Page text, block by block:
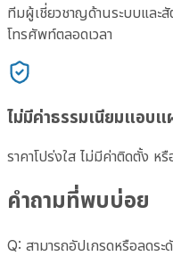
ทีมผู้เชี่ยวชาญด้านระบบแล
โทรศัพท์ตลอดเวลา
ไม่มีค่าธรรมเนียมแอบแ
ราคาโปร่งใส ไม่มีค่าติดตั้ง ห
คำถามที่พบบ่อย
Q: สามารถอัปเกรดหรือลดร